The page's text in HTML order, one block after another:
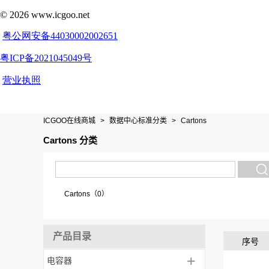
ICGOO在线商城 > 数据中心标准分类 > Cartons
Cartons 分类
Cartons（0）
产品目录
电容器 +
序号